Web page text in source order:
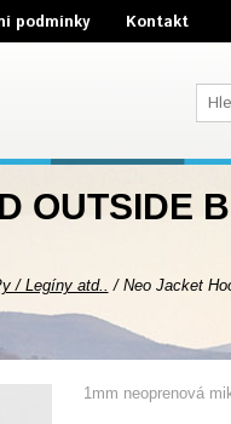
podmínky Kontakt
OUTSIDE
/ Legíny atd.. / Neo Jacket
1mm neoprenová